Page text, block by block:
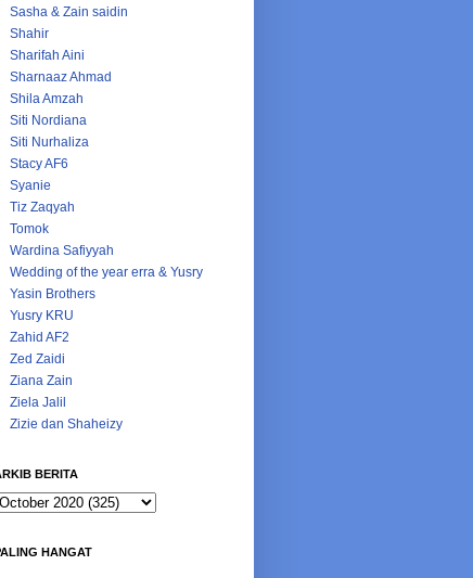
Sasha & Zain saidin
Shahir
Sharifah Aini
Sharnaaz Ahmad
Shila Amzah
Siti Nordiana
Siti Nurhaliza
Stacy AF6
Syanie
Tiz Zaqyah
Tomok
Wardina Safiyyah
Wedding of the year erra & Yusry
Yasin Brothers
Yusry KRU
Zahid AF2
Zed Zaidi
Ziana Zain
Ziela Jalil
Zizie dan Shaheizy
BERITA
HANGAT